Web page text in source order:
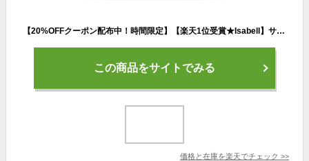
【20%OFFクーポン配布中！時間限定】【楽天1位受賞★Isabell】サングラス レディース 偏光 調光 UV99.9%カット おしゃれ 運転用 運転 大きめ ドライブ 薄い 色 バラフライ 偏光サングラス 女性 紫外線カット スポーツ UV400 クリアレンズ 軽量
この商品をサイトでみる
価格と在庫を楽天でチェック >>